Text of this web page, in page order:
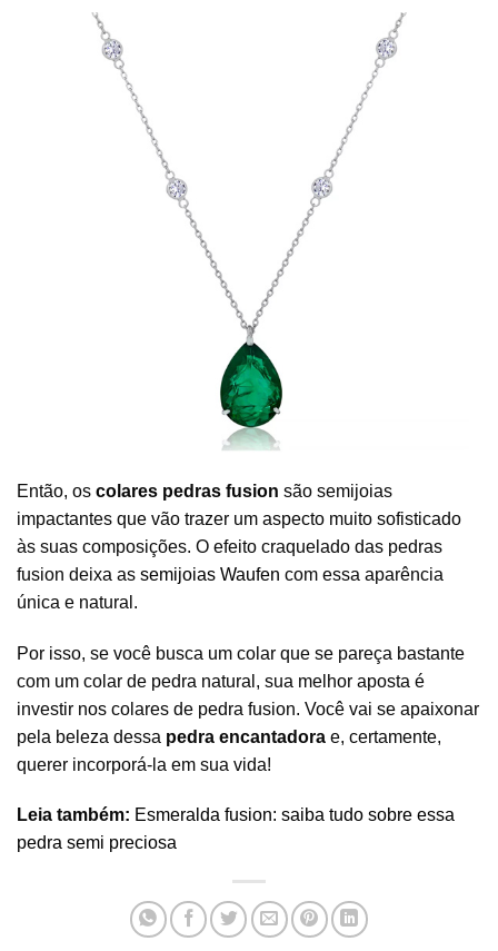
Então, os colares pedras fusion são semijoias
impactantes que vão trazer um aspecto muito sofisticado
às suas composições. O efeito craquelado das pedras
fusion deixa as semijoias Waufen com essa aparência
única e natural.
Por isso, se você busca um colar que se pareça bastante
com um colar de pedra natural, sua melhor aposta é
investir nos colares de pedra fusion. Você vai se apaixonar
pela beleza dessa pedra encantadora e, certamente,
querer incorporá-la em sua vida!
Leia também: Esmeralda fusion: saiba tudo sobre essa
pedra semi preciosa